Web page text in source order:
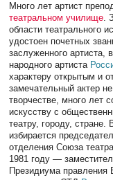
Много лет артист
театральном училище.
области театрального
удостоен почетных
заслуженного артиста,
народного артиста
характеру открытым и
замечательный актер
творчестве, много лет
искусству с
театру, городу, стране.
избирается
отделения Союза
1981 году —
Президиума правления